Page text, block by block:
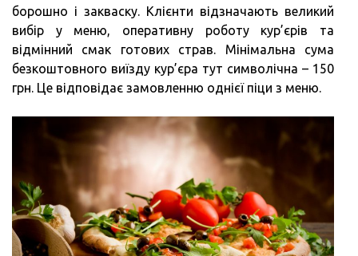
борошно і закваску. Клієнти відзначають великий
вибір у меню, оперативну роботу кур’єрів та
відмінний смак готових страв. Мінімальна сума
безкоштовного виїзду кур’єра тут символічна – 150
грн. Це відповідає замовленню однієї піци з меню.